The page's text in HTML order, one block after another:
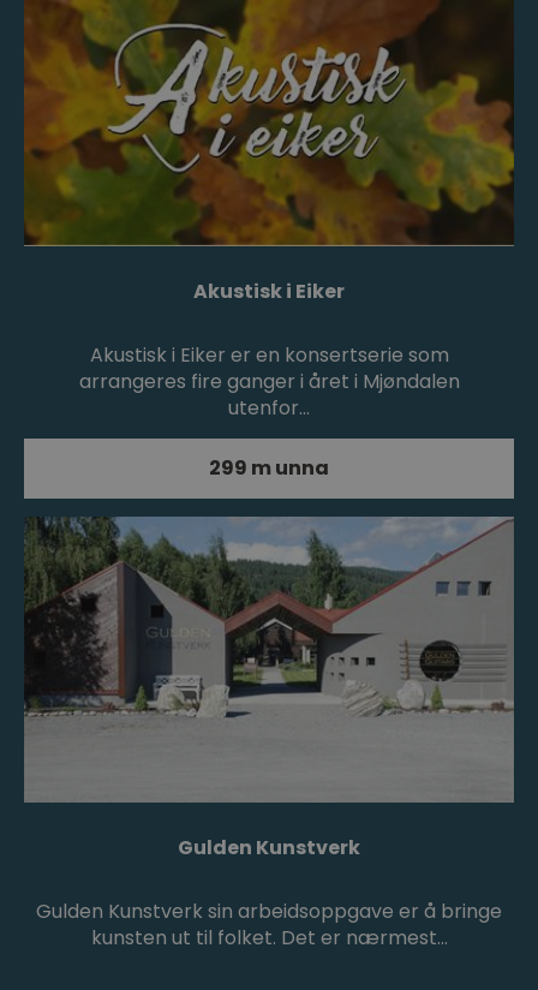
Akustisk i Eiker
Akustisk i Eiker er en konsertserie som
arrangeres fire ganger i året i Mjøndalen
utenfor…
299 m unna
Gulden Kunstverk
Gulden Kunstverk sin arbeidsoppgave er å bringe
kunsten ut til folket. Det er nærmest…